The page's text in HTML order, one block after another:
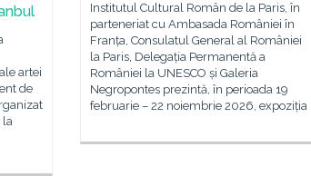
Institutul Cultural Român de la Paris, în
parteneriat cu Ambasada României în
Franța, Consulatul General al României
la Paris, Delegația Permanentă a
României la UNESCO și Galeria
Negropontes prezintă, în perioada 19
februarie – 22 noiembrie 2026, expoziția
artei
de
la